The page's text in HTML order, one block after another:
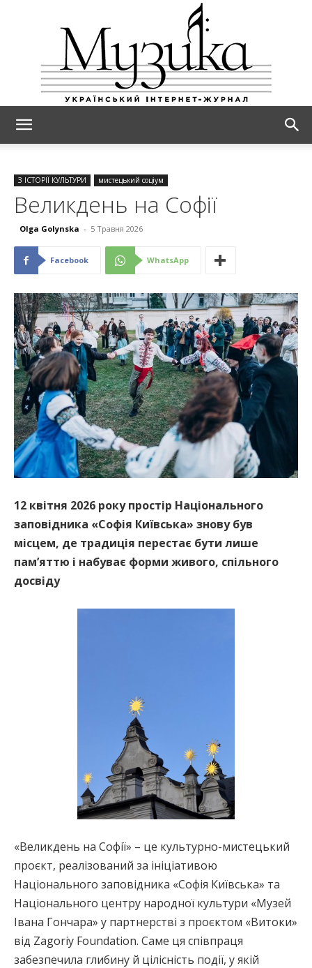
З ІСТОРІЇ КУЛЬТУРИ мистецький соціум
Великдень на Софії
Olga Golynska - 5 Травня 2026
Facebook WhatsApp
12 квітня 2026 року простір Національного
заповідника «Софія Київська» знову був
місцем, де традиція перестає бути лише
пам’яттю і набуває форми живого, спільного
досвіду
«Великдень на Софії» – це культурно-мистецький
проєкт, реалізований за ініціативою
Національного заповідника «Софія Київська» та
Національного центру народної культури «Музей
Івана Гончара» у партнерстві з проєктом «Витоки»
від Zagoriy Foundation. Саме ця співпраця
забезпечила глибину й цілісність події, у якій